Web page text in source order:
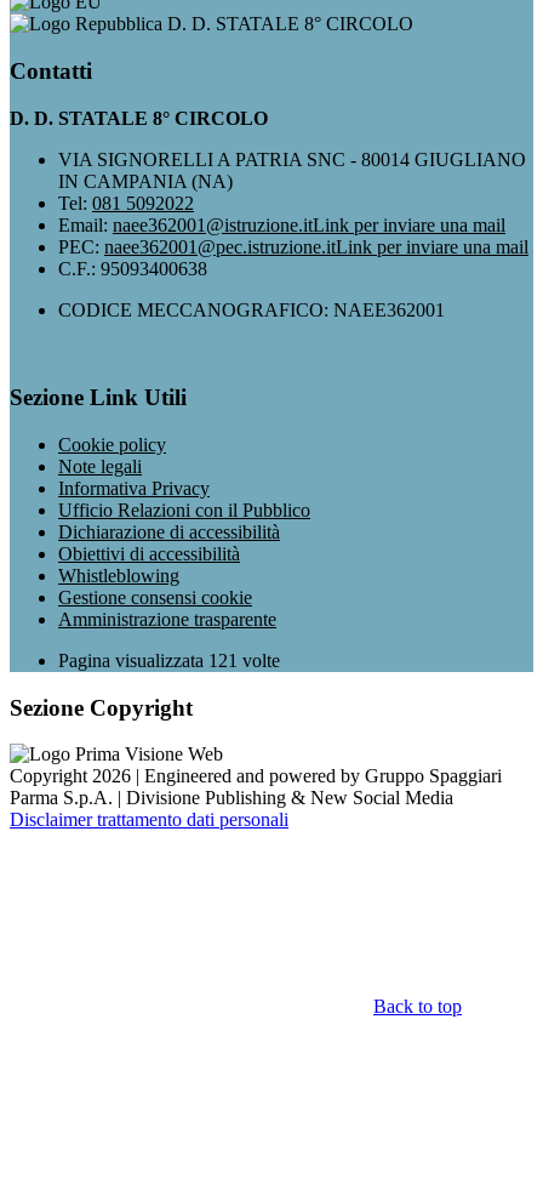
D. D. STATALE 8° CIRCOLO
Contatti
D. D. STATALE 8° CIRCOLO
VIA SIGNORELLI A PATRIA SNC - 80014 GIUGLIANO
IN CAMPANIA (NA)
Tel: 081 5092022
Email: naee362001@istruzione.itLink per inviare una mail
PEC: naee362001@pec.istruzione.itLink per inviare una mail
C.F.: 95093400638
CODICE MECCANOGRAFICO: NAEE362001
Sezione Link Utili
Cookie policy
Note legali
Informativa Privacy
Ufficio Relazioni con il Pubblico
Dichiarazione di accessibilità
Obiettivi di accessibilità
Whistleblowing
Gestione consensi cookie
Amministrazione trasparente
Pagina visualizzata 121 volte
Sezione Copyright
Copyright 2026 | Engineered and powered by Gruppo Spaggiari
Parma S.p.A. | Divisione Publishing & New Social Media
Disclaimer trattamento dati personali
Back to top